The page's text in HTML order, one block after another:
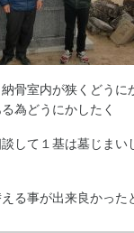
骨室内が狭くどうに
為どうにかしたく
して１基は墓じまい
る事が出来良かった